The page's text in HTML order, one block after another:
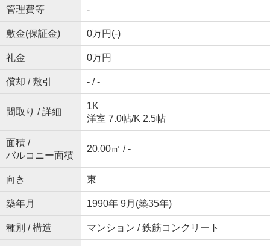
管理費等 -
敷金(保証金) 0万円(-)
礼金 0万円
償却 / 敷引 - / -
間取り / 詳細
1K
洋室 7.0帖/K 2.5帖
面積 /
バルコニー面積
20.00㎡ / -
向き 東
築年月 1990年 9月(築35年)
種別 / 構造 マンション / 鉄筋コンクリート